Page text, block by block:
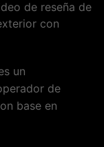
de reseña de
con
un
de
base en